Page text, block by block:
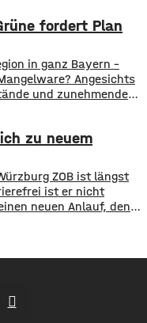
und der
Bünner sehen
Kurs der
fordert Plan
in ganz Bayern –
Angesichts
und zunehmender
10-Punkte-
Grünen-Fraktion hat
im Petto.
zu neuem
ZOB ist längst
ist er nicht
neuen Anlauf, den